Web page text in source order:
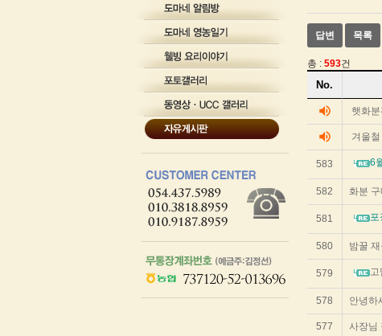
블
게
시
글
을
보
기
한
이
블
니
답변 목록
총 : 593건
게
리
번
목
성
자
성
일
조
회
수
No.
volume_up 햇화
volume_up 겨울
583 6
582 화분 구
581
580 밤꿀
579 고
578 안녕하
577 사장님